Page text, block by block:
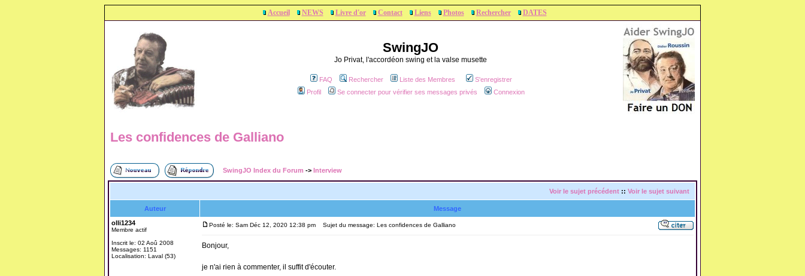
Accueil NEWS Livre d'or Contact Liens Photos Rechercher DATES
SwingJO
Jo Privat, l'accordéon swing et la valse musette
FAQ Rechercher Liste des Membres
S'enregistrer
Profil
Se connecter pour vérifier ses messages privés Connexion
Les confidences de Galliano
SwingJO Index du Forum -> Interview
Voir le sujet précédent :: Voir le sujet suivant
Auteur
Message
olli1234
Membre actif
Inscrit le: 02 Aoû 2008
Messages: 1151
Localisation: Laval (53)
Posté le: Sam Déc 12, 2020 12:38 pm Sujet du message: Les confidences de Galliano
Bonjour,
je n'ai rien à commenter, il suffit d'écouter.